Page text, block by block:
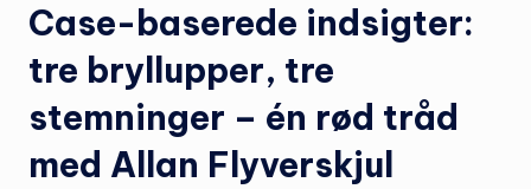
Case-baserede indsigter:
tre bryllupper, tre
stemninger – én rød tråd
med Allan Flyverskjul